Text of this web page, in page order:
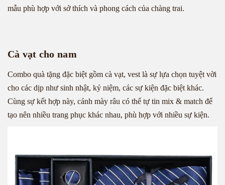
mẫu phù hợp với sở thích và phong cách của chàng trai.
Cà vạt cho nam
Combo quà tặng đặc biệt gồm cà vạt, vest là sự lựa chọn tuyệt vời
cho các dịp như sinh nhật, kỷ niệm, các sự kiện đặc biệt khác.
Cùng sự kết hợp này, cánh mày râu có thể tự tin mix & match để
tạo nên nhiều trang phục khác nhau, phù hợp với nhiều sự kiện.